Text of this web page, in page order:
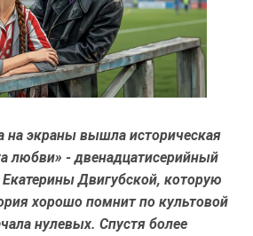
на экраны вышла историческая
любви» - двенадцатисерийный
Двигубской, которую
хорошо помнит по культовой
нулевых. Спустя более